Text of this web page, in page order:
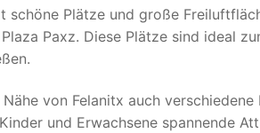
schöne Plätze und große
Paxz. Diese Plätze sind ideal
von Felanitx auch
und Erwachsene spannende